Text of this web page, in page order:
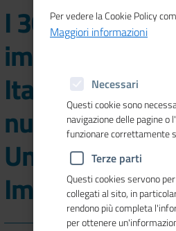
I 30 anni del
imprese e il
Italia Europa
numero del
Unioncamere
Imprese
Per vedere la Cookie Policy
Maggiori informazioni
Necessari
Questi cookie sono
navigazione delle pagine
funzionare correttamente
Terze parti
Questi cookies servono
collegati al sito, in
rendono più completa
per ottenere